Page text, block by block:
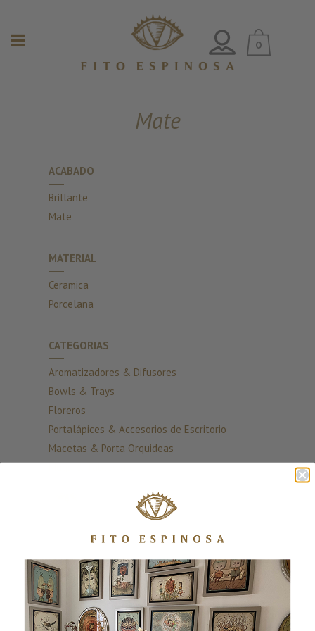
0
Mate
ACABADO
Brillante
Mate
MATERIAL
Ceramica
Porcelana
CATEGORIAS
Aromatizadores & Difusores
Bowls & Trays
Floreros
Portalápices & Accesorios de Escritorio
Macetas & Porta Orquideas
Mugs & Tableware
¡Únete a nuestra lista!